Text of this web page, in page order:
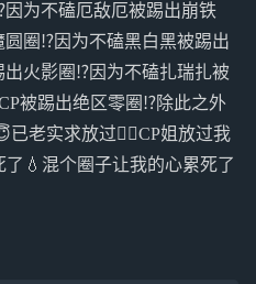
为不磕厄敌厄被踢出崩铁
圈⁉️因为不磕黑白黑被踢出
火影圈⁉️因为不磕扎瑞扎被
被踢出绝区零圈⁉️除此之外
老实求放过🧎‍♂️CP姐放过我
了💧混个圈子让我的心累死了